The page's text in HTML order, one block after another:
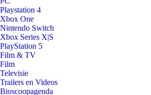
Playstation 4
Xbox One
Nintendo Switch
Xbox Series X|S
PlayStation 5
Film & TV
Film
Televisie
Trailers en Videos
Bioscoopagenda